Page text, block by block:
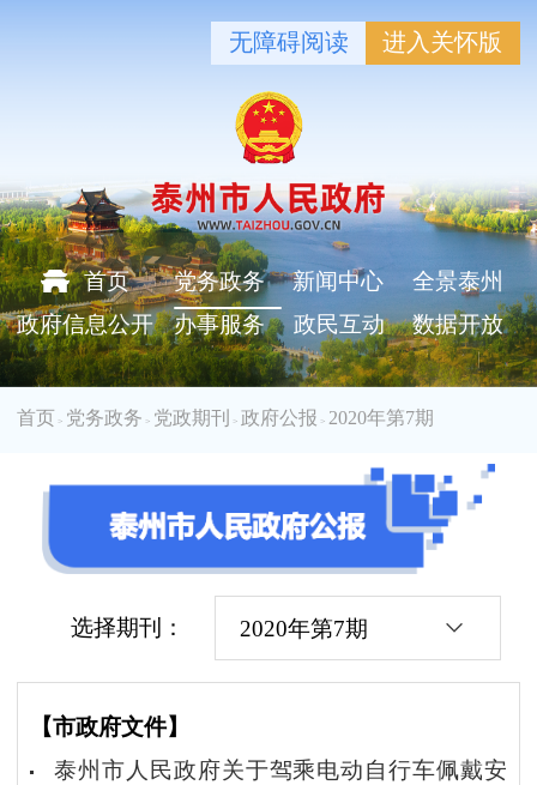
无障碍阅读 进入关怀版
首页 党务政务 新闻中心
全景泰州
政府信息公开
办事服务 政民互动 数据开放
首页 > 党务政务 > 党政期刊 > 政府公报 > 2020年第7期
选择期刊： 2020年第7期
【市政府文件】
泰州市人民政府关于驾乘电动自行车佩戴安